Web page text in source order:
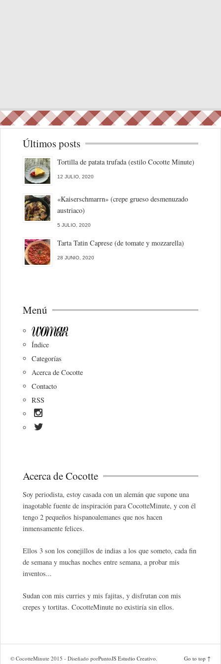
Últimos posts
Tortilla de patata trufada (estilo Cocotte Minute)
12 JULIO, 2020
«Kaiserschmarrn» (crepe grueso desmenuzado
austriaco)
5 JULIO, 2020
Tarta Tatin Caprese (de tomate y mozzarella)
28 JUNIO, 2020
Menú
Índice
Categorías
Acerca de Cocotte
Contacto
RSS
Acerca de Cocotte
Soy periodista, estoy casada con un alemán que supone una
inagotable fuente de inspiración para CocotteMinute, y con él
tengo 2 pequeños hispanoalemanes que nos hacen
inmensamente felices.
Ellos 3 son los conejillos de indias a los que someto, cada fin
de semana y muchas noches entre semana, a probar mis
inventos...
Sudan con mis curries y mis fajitas, y disfrutan con mis
crepes y tortitas. CocotteMinute no existiría sin ellos.
© CocotteMinute 2015 - Diseñado porPuntoJS Estudio Creativo Go to top ↑